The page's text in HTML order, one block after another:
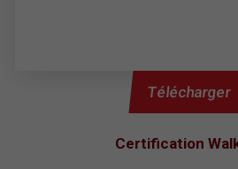
Télécharger
Certification